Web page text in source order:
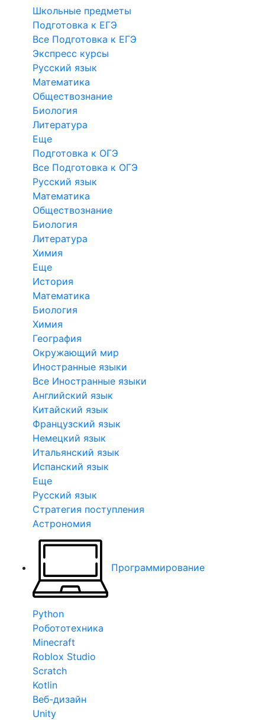
Школьные предметы
Подготовка к ЕГЭ
Все Подготовка к ЕГЭ
Экспресс курсы
Русский язык
Математика
Обществознание
Биология
Литература
Еще
Подготовка к ОГЭ
Все Подготовка к ОГЭ
Русский язык
Математика
Обществознание
Биология
Литература
Химия
Еще
История
Математика
Биология
Химия
География
Окружающий мир
Иностранные языки
Все Иностранные языки
Английский язык
Китайский язык
Французский язык
Немецкий язык
Итальянский язык
Испанский язык
Еще
Русский язык
Стратегия поступления
Астрономия
Программирование
Python
Робототехника
Minecraft
Roblox Studio
Scratch
Kotlin
Веб-дизайн
Unity